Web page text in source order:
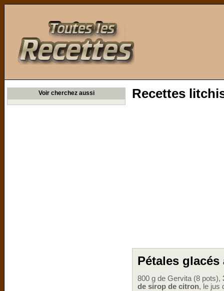
Voir cherchez aussi Recettes
Pétales
800 g de Gervita (8 pots),
de sirop de citron, le jus